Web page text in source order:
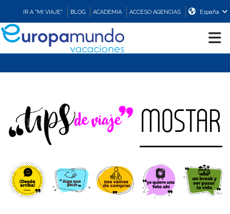
IR A "MI VIAJE" BLOG ACADEMIA ACCESO AGENCIAS España
ASIA
PROMOCIONES
MOSTAR